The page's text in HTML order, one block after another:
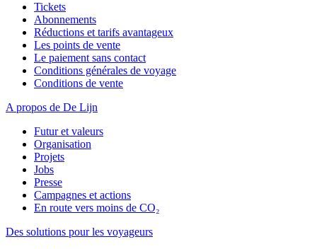
Tickets
Abonnements
Réductions et tarifs avantageux
Les points de vente
Le paiement sans contact
Conditions générales de voyage
Conditions de vente
A propos de De Lijn
Futur et valeurs
Organisation
Projets
Jobs
Presse
Campagnes et actions
En route vers moins de CO₂
Des solutions pour les voyageurs